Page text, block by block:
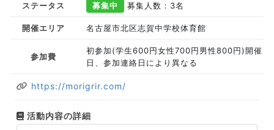
ステータス 募集中 募集人数：3名
開催エリア 名古屋市北区志賀中学校体育館
参加費
初参加(学生600円女性700円男性800円)開催
日、参加連絡日により異なる
https://morigrir.com/
活動内容の詳細